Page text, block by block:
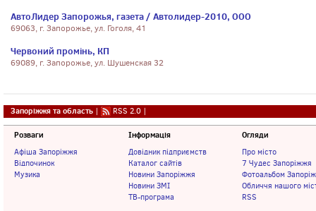
АвтоЛидер Запорожья, газета / Автолидер-2010, ООО
69063, г. Запорожье, ул. Гоголя, 41
Червоний промiнь, КП
69089, г. Запорожье, ул. Шушенская 32
Запоріжжя та область | RSS 2.0 |
Розваги
Афіша Запоріжжя
Відпочинок
Музика
Інформація
Довідник підприємств
Каталог сайтів
Новини Запоріжжя
Новини ЗМІ
ТВ-програма
Огляди
Про місто
7 Чудес Запоріжжя
Фотоальбом
Обличчя нашого
RSS